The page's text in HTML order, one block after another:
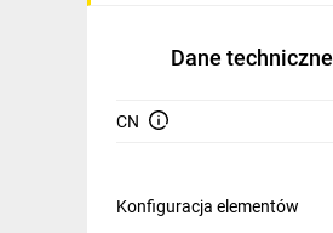
Dane techniczne
CN
Konfiguracja elementów